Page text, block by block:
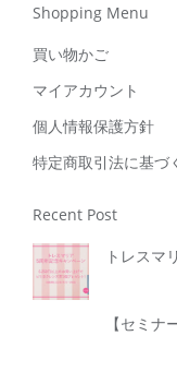
Shopping Menu
買い物かご
マイアカウント
個人情報保護方針
特定商取引法に基づ
Recent Post
トレスマ
【セミ